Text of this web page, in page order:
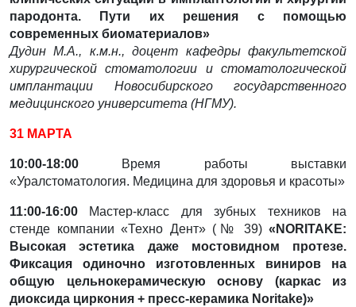
пародонта. Пути их решения с помощью
современных биоматериалов»
Дудин М.А., к.м.н., доцент кафедры факультетской
хирургической стоматологии и стоматологической
имплантации Новосибирского государственного
медицинского университета (НГМУ).
31 МАРТА
10:00-18:00 Время работы выставки
«Уралстоматология. Медицина для здоровья и красоты»
11:00-16:00 Мастер-класс для зубных техников на
стенде компании «Техно Дент» (№ 39) « NORITAKE:
Высокая эстетика даже мостовидном протезе.
Фиксация одиночно изготовленных виниров на
общую цельнокерамическую основу (каркас из
диоксида циркония + пресс-керамика Noritake)»